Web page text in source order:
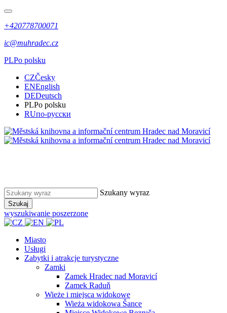
+420778700071
ic@muhradec.cz
PLPo polsku
CZČesky
ENEnglish
DEDeutsch
PLPo polsku
RUпо-русски
Szukany wyraz
Szukaj
wyszukiwanie poszerzone
Miasto
Usługi
Zabytki i atrakcje turystyczne
Zamki
Zamek Hradec nad Moravicí
Zamek Raduň
Wieże i miejsca widokowe
Wieża widokowa Šance